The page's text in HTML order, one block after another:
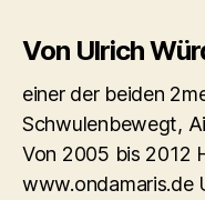
Von Ulrich
einer der beiden
Schwulenbewegt,
Von 2005 bis 2012
www.ondamaris.de